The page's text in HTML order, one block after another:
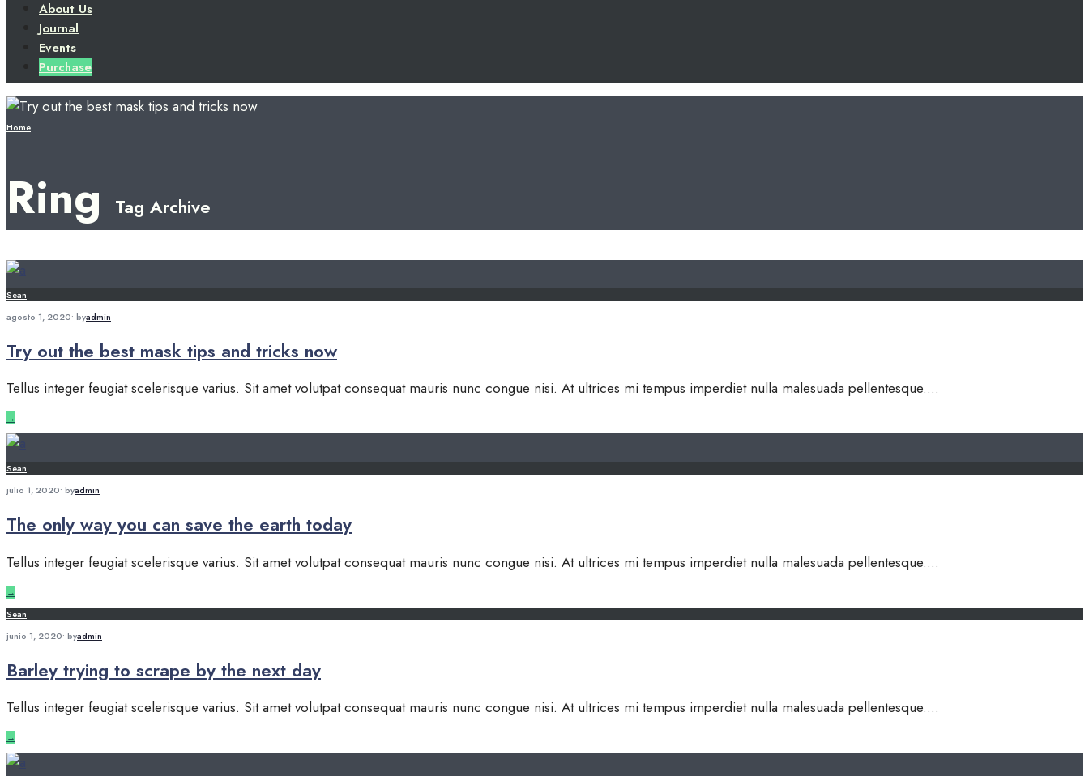
About Us
Journal
Events
Purchase
Home
Ring Tag Archive
Sean
agosto 1, 2020• byadmin
Try out the best mask tips and tricks now
Tellus integer feugiat scelerisque varius. Sit amet volutpat consequat mauris nunc congue nisi. At ultrices mi tempus imperdiet nulla malesuada pellentesque....
→
Sean
julio 1, 2020• byadmin
The only way you can save the earth today
Tellus integer feugiat scelerisque varius. Sit amet volutpat consequat mauris nunc congue nisi. At ultrices mi tempus imperdiet nulla malesuada pellentesque....
→
Sean
junio 1, 2020• byadmin
Barley trying to scrape by the next day
Tellus integer feugiat scelerisque varius. Sit amet volutpat consequat mauris nunc congue nisi. At ultrices mi tempus imperdiet nulla malesuada pellentesque....
→